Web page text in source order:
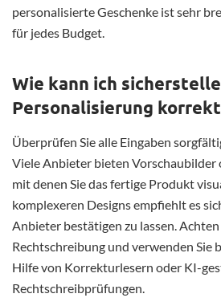
personalisierte Geschenke ist sehr
für jedes Budget.
Wie kann ich
Personalisierung
Überprüfen Sie alle Eingaben
Viele Anbieter bieten Vorschaubilder
mit denen Sie das fertige Produkt
komplexeren Designs empfiehlt es
Anbieter bestätigen zu lassen. Achten
Rechtschreibung und verwenden Sie
Hilfe von Korrekturlesern oder KI-
Rechtschreibprüfungen.